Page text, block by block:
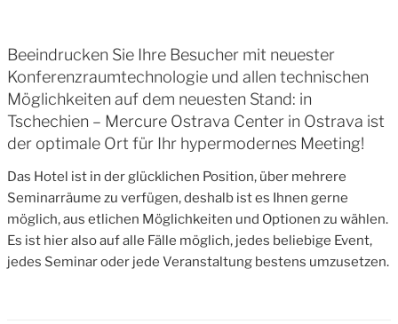
Beeindrucken Sie Ihre Besucher mit neuester
Konferenzraumtechnologie und allen technischen
Möglichkeiten auf dem neuesten Stand: in
Tschechien – Mercure Ostrava Center in Ostrava ist
der optimale Ort für Ihr hypermodernes Meeting!
Das Hotel ist in der glücklichen Position, über mehrere
Seminarräume zu verfügen, deshalb ist es Ihnen gerne
möglich, aus etlichen Möglichkeiten und Optionen zu wählen.
Es ist hier also auf alle Fälle möglich, jedes beliebige Event,
jedes Seminar oder jede Veranstaltung bestens umzusetzen.